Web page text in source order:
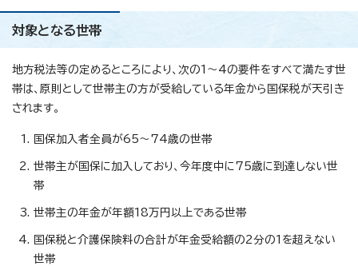
対象となる世帯
地方税法等の定めるところにより、次の1～4の要件をすべて満たす世
帯は、原則として世帯主の方が受給している年金から国保税が天引き
されます。
国保加入者全員が65～74歳の世帯
世帯主が国保に加入しており、今年度中に75歳に到達しない世
帯
世帯主の年金が年額18万円以上である世帯
国保税と介護保険料の合計が年金受給額の2分の1を超えない
世帯